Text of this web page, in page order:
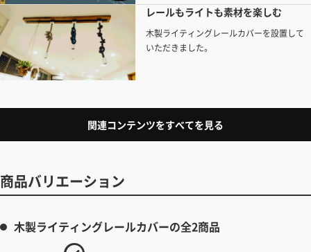
レールもライトも素材を楽しむ
木製ライティングレールカバーを設置して
いただきました。
関連コンテンツをすべてを見る
商品バリエーション
木製ライティングレールカバーの全2商品